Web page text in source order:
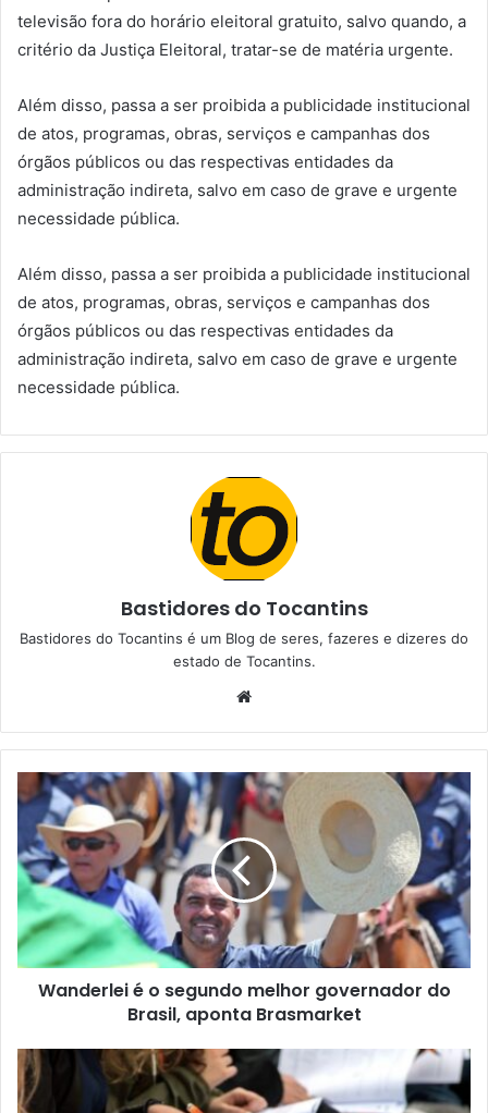
televisão fora do horário eleitoral gratuito, salvo quando, a
critério da Justiça Eleitoral, tratar-se de matéria urgente.
Além disso, passa a ser proibida a publicidade institucional
de atos, programas, obras, serviços e campanhas dos
órgãos públicos ou das respectivas entidades da
administração indireta, salvo em caso de grave e urgente
necessidade pública.
Além disso, passa a ser proibida a publicidade institucional
de atos, programas, obras, serviços e campanhas dos
órgãos públicos ou das respectivas entidades da
administração indireta, salvo em caso de grave e urgente
necessidade pública.
Bastidores do Tocantins
Bastidores do Tocantins é um Blog de seres, fazeres e dizeres do
estado de Tocantins.
b
s
i
Wanderlei é o segundo melhor governador do
Brasil, aponta Brasmarket